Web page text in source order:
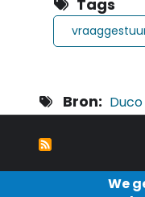
Tags
Bron Duco
We